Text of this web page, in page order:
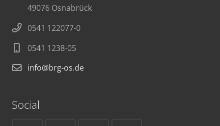
49076 Osnabrück
0541 122077-0
0541 1238-05
info@brg-os.de
Social